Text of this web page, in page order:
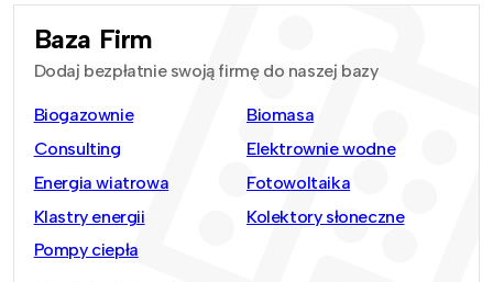
Baza Firm
Dodaj bezpłatnie swoją firmę do naszej bazy
Biogazownie
Biomasa
Consulting
Elektrownie wodne
Energia wiatrowa
Fotowoltaika
Klastry energii
Kolektory słoneczne
Pompy ciepła